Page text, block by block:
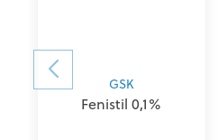
GSK
Fenistil 0,1%